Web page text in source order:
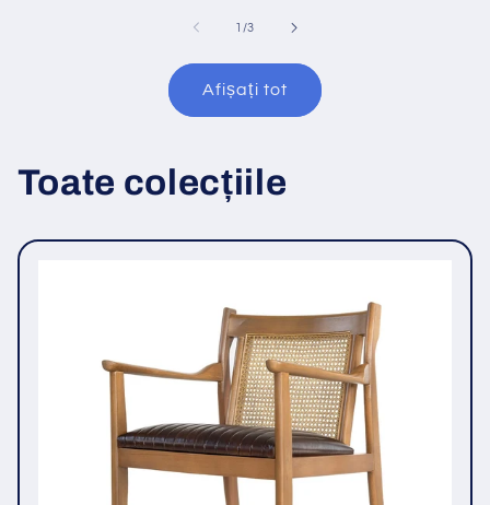
1 /din
3
Afișați tot
Toate colecțiile